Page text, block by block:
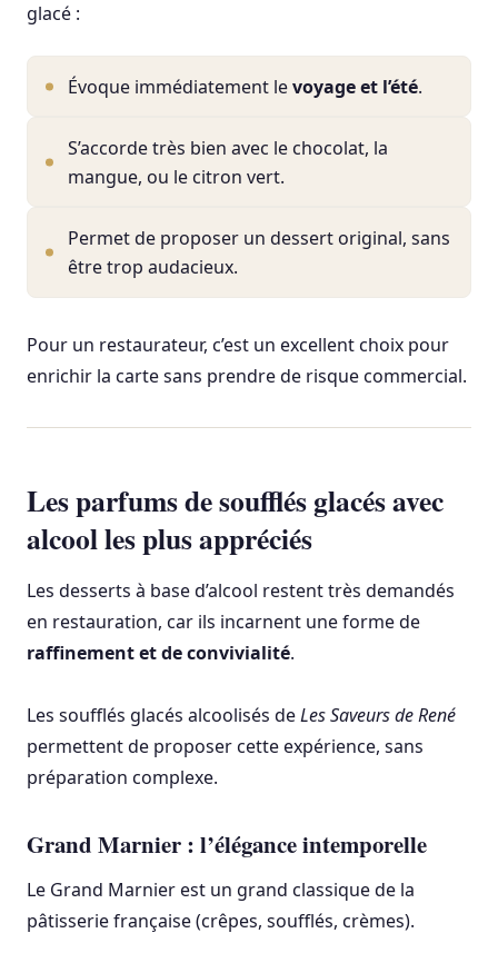
glacé :
Évoque immédiatement levoyage et l’été.
S’accorde très bien avec le chocolat, la
mangue, ou le citron vert.
Permet de proposer un dessert original, sans
être trop audacieux.
Pour un restaurateur, c’est un excellent choix pour
enrichir la carte sans prendre de risque commercial.
Les parfums de soufflés glacés avec
alcool les plus appréciés
Les desserts à base d’alcool restent très demandés
en restauration, car ils incarnent une forme de
raffinement et de convivialité.
Les soufflés glacés alcoolisés deLes Saveurs de René
permettent de proposer cette expérience, sans
préparation complexe.
Grand Marnier : l’élégance intemporelle
Le Grand Marnier est un grand classique de la
pâtisserie française (crêpes, soufflés, crèmes).